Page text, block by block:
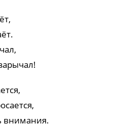
внимания.